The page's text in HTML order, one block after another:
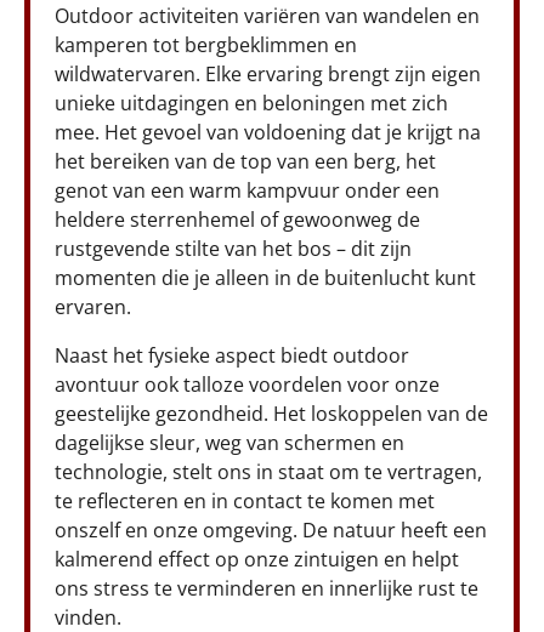
Outdoor activiteiten variëren van wandelen en
kamperen tot bergbeklimmen en
wildwatervaren. Elke ervaring brengt zijn eigen
unieke uitdagingen en beloningen met zich
mee. Het gevoel van voldoening dat je krijgt na
het bereiken van de top van een berg, het
genot van een warm kampvuur onder een
heldere sterrenhemel of gewoonweg de
rustgevende stilte van het bos – dit zijn
momenten die je alleen in de buitenlucht kunt
ervaren.
Naast het fysieke aspect biedt outdoor
avontuur ook talloze voordelen voor onze
geestelijke gezondheid. Het loskoppelen van de
dagelijkse sleur, weg van schermen en
technologie, stelt ons in staat om te vertragen,
te reflecteren en in contact te komen met
onszelf en onze omgeving. De natuur heeft een
kalmerend effect op onze zintuigen en helpt
ons stress te verminderen en innerlijke rust te
vinden.